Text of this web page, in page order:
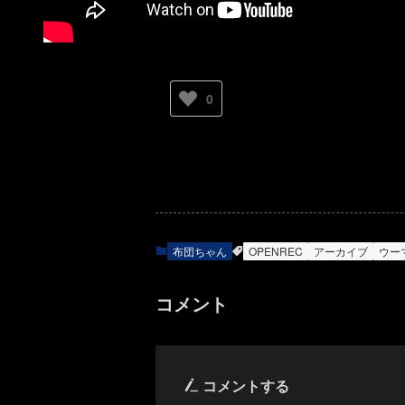
0
布団ちゃん OPENREC アーカイブ ウー
コメント
コメントする